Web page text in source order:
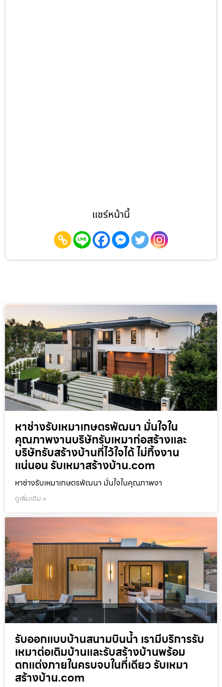
แชร์หน้านี้
หาช่างรับเหมาเกษตรพัฒนา มั่นใจใน
คุณภาพงานบริษัทรับเหมาก่อสร้างและ
บริษัทรับสร้างบ้านที่ไว้ใจได้ ไม่ทิ้งงาน
แน่นอน รับเหมาสร้างบ้าน.com
หาช่างรับเหมาเกษตรพัฒนา มั่นใจในคุณภาพงา
ดูเพิ่มเติม »
รับออกแบบบ้านสนามบินน้ำ เรามีบริการรับ
เหมาต่อเติมบ้านและรับสร้างบ้านพร้อม
ตกแต่งภายในครบจบในที่เดียว รับเหมา
สร้างบ้าน.com